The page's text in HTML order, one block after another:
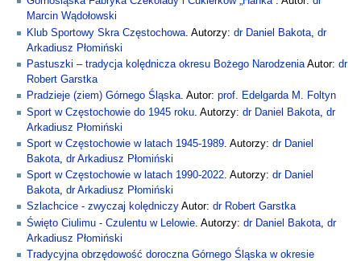
Marcin Wądołowski
Klub Sportowy Skra Częstochowa . Autorzy: dr Daniel Bakota dr
Arkadiusz Płomiński
Pastuszki – tradycja kolędnicza okresu Bożego NarodzeniaAutor: dr
Robert Garstka
Pradzieje (ziem) Górnego Śląska. Autor: prof. Edelgarda M. Foltyn
Sport w Częstochowie do 1945 roku . Autorzy: dr Daniel Bakota dr
Arkadiusz Płomiński
Sport w Częstochowie w latach 1945-1989 . Autorzy: dr Daniel
Bakota dr Arkadiusz Płomiński
Sport w Częstochowie w latach 1990-2022. Autorzy: dr Daniel
Bakota, dr Arkadiusz Płomiński
Szlachcice - zwyczaj kolędniczy Autor: dr Robert Garstka
Święto Ciulimu - Czulentu w Lelowie . Autorzy: dr Daniel Bakota dr
Arkadiusz Płomiński
Tradycyjna obrzędowość doroczna Górnego Śląska w okresie